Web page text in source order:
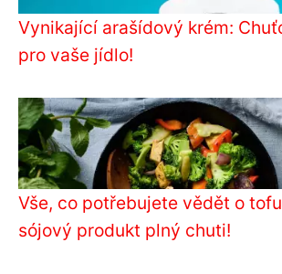
Vynikající arašídový krém:
pro vaše jídlo!
Vše, co potřebujete vědět o
sójový produkt plný chuti!